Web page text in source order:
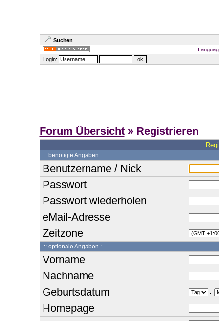
Suchen
Login:
Forum Übersicht» Registrieren
.:
:: benötigte Angaben :.
Benutzername / Nick
Passwort
Passwort wiederholen
eMail-Adresse
Zeitzone
:: optionale Angaben :.
Vorname
Nachname
Geburtsdatum
.
Homepage